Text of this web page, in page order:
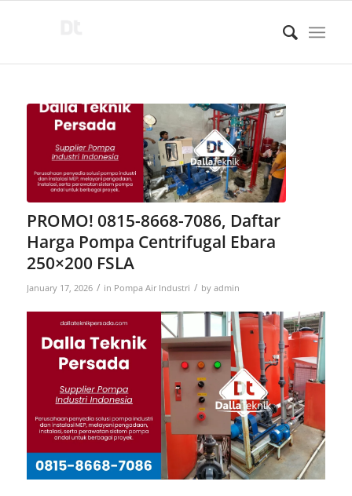
PROMO! 0815-8668-7086, Daftar
Harga Pompa Centrifugal Ebara
250×200 FSLA
January 17, 2026 / in Pompa Air Industri / by admin